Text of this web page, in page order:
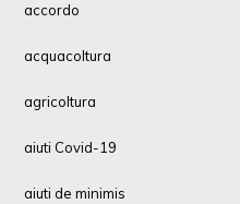
accordo
acquacoltura
agricoltura
aiuti Covid-19
aiuti de minimis